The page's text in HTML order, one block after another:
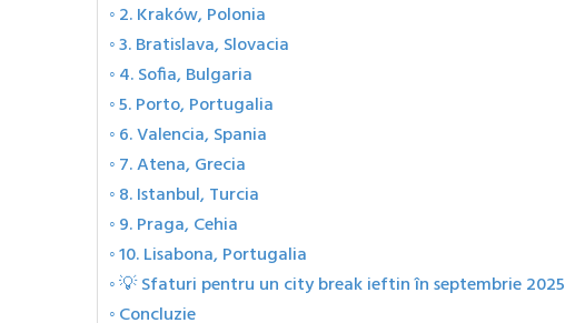
2. Kraków, Polonia
3. Bratislava, Slovacia
4. Sofia, Bulgaria
5. Porto, Portugalia
6. Valencia, Spania
7. Atena, Grecia
8. Istanbul, Turcia
9. Praga, Cehia
10. Lisabona, Portugalia
💡 Sfaturi pentru un city break ieftin în septembrie 2025
Concluzie